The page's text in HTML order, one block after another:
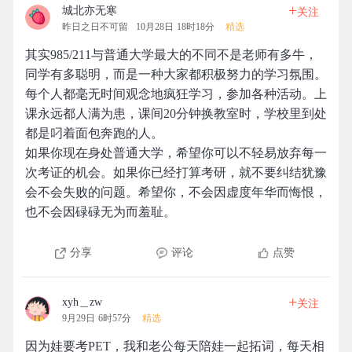
城北亦无寒
昨日之日不可留 10月28日 18时18分 精选
+关注
其实985/211与普通大学最大的不同不是老师有多牛，
同学有多聪明，而是一种大家都积极努力的学习氛围。
每个人都毫无时间观念地疯狂学习，参加各种活动。上
课永远都人满为患，课间20分钟换教室时，学校里到处
都是叼着面包奔跑的人。
如果你现在身处普通大学，希望你可以不轻易放弃每一
次考证的机会。如果你已经打算考研，就不要纠结犹豫
会不会失败的问题。希望你，不会因虚度年华而悔恨，
也不会因碌碌无为而羞耻。
分享 评论 点赞
xyh＿zw
9月29日 6时57分 精选
+关注
因为娃要考PET，我和老公每天陪娃一起拓词，每天相